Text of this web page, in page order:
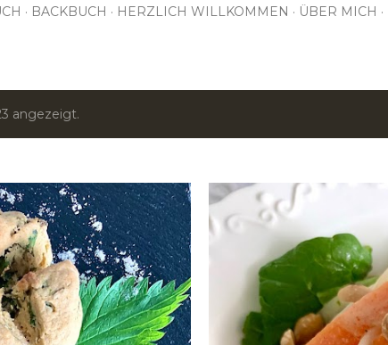
BACKBUCH HERZLICH WILLKOMMEN ÜBER MICH
angezeigt.